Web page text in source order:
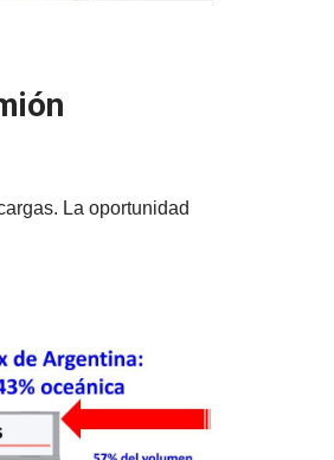
La oportunidad